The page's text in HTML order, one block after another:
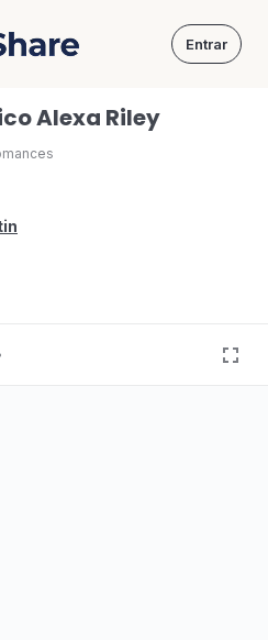
Entrar
Alexa Riley